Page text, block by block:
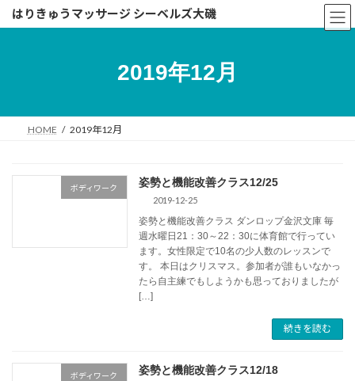
キ
に
はりきゅうマッサージ シーベルズ大磯
2019年12月
HOME 2019年12月
ボディワーク 姿勢と機能改善クラス12/25
2019-12-25
姿勢と機能改善クラス ダンロップ金沢文庫 毎
週水曜日21：30～22：30に体育館で行ってい
ます。女性限定で10名の少人数のレッスンで
す。 本日はクリスマス。参加者が誰もいなかっ
たら自主練でもしようかも思っておりましたが
[…]
続きを読む
ボディワーク 姿勢と機能改善クラス12/18